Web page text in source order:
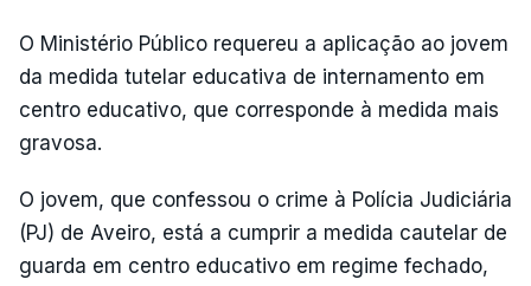
O Ministério Público requereu a aplicação ao jovem
da medida tutelar educativa de internamento em
centro educativo, que corresponde à medida mais
gravosa.
O jovem, que confessou o crime à Polícia Judiciária
(PJ) de Aveiro, está a cumprir a medida cautelar de
guarda em centro educativo em regime fechado,